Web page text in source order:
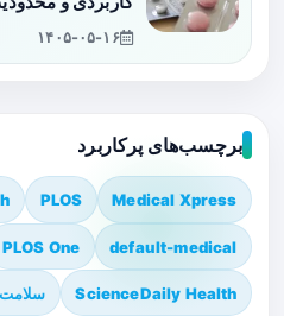
۱۴۰۵-۰۵-۱۶
برچسب‌های پرکاربرد
Medical Xpress
PLOS
default-medical
PLOS One
ScienceDaily Health